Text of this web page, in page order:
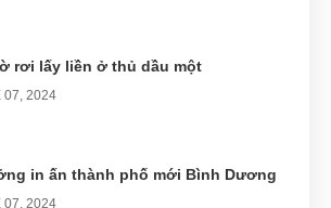
rơi lấy liền ở thủ dầu một
07, 2024
in ấn thành phố mới Bình Dương
07, 2024